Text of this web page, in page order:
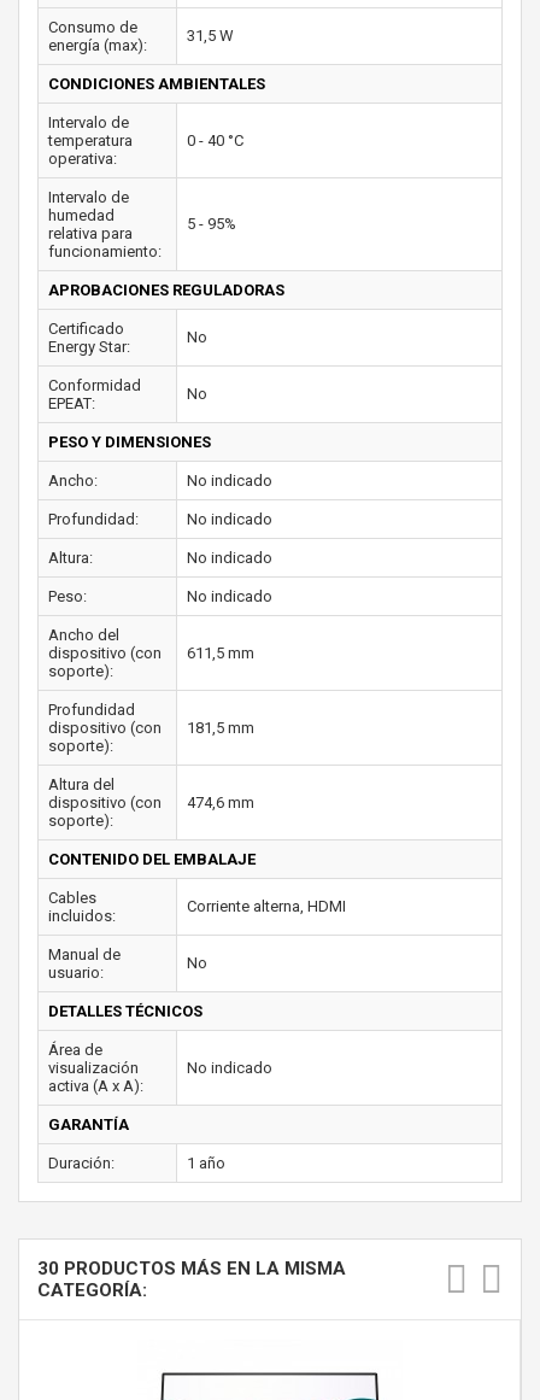
Consumo de
energía (max):
31,5 W
CONDICIONES AMBIENTALES
Intervalo de
temperatura
operativa:
0 - 40 °C
Intervalo de
humedad
relativa para
funcionamiento:
5 - 95%
APROBACIONES REGULADORAS
Certificado
Energy Star:
No
Conformidad
EPEAT:
No
PESO Y DIMENSIONES
Ancho: No indicado
Profundidad: No indicado
Altura: No indicado
Peso: No indicado
Ancho del
dispositivo (con
soporte):
611,5 mm
Profundidad
dispositivo (con
soporte):
181,5 mm
Altura del
dispositivo (con
soporte):
474,6 mm
CONTENIDO DEL EMBALAJE
Cables
incluidos:
Corriente alterna, HDMI
Manual de
usuario:
No
DETALLES TÉCNICOS
Área de
visualización
activa (A x A):
No indicado
GARANTÍA
Duración: 1 año
30 PRODUCTOS MÁS EN LA MISMA
CATEGORÍA: